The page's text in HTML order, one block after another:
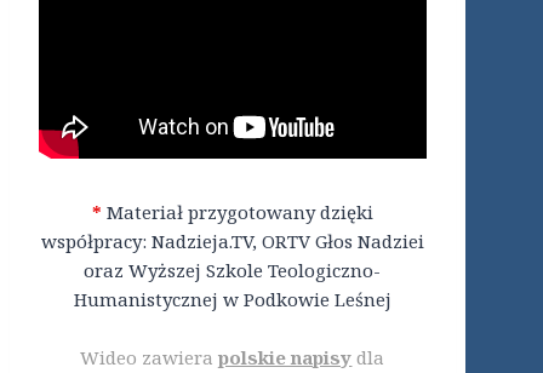
* Materiał przygotowany dzięki
współpracy: Nadzieja.TV, ORTV Głos Nadziei
oraz Wyższej Szkole Teologiczno-
Humanistycznej w Podkowie Leśnej
Wideo zawierapolskie napisy dla